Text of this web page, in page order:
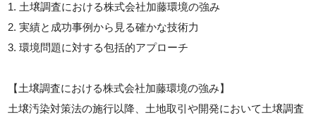
1. 土壌調査における株式会社加藤環境の強み
2. 実績と成功事例から見る確かな技術力
3. 環境問題に対する包括的アプローチ
【土壌調査における株式会社加藤環境の強み】
土壌汚染対策法の施行以降、土地取引や開発において土壌調査